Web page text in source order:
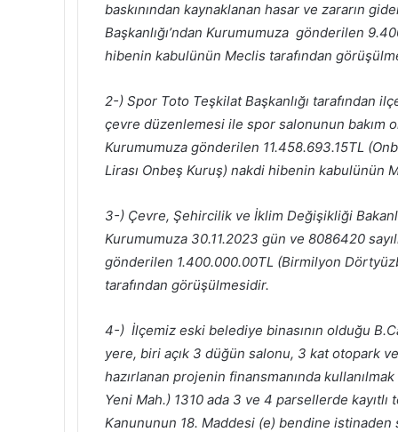
baskınından kaynaklanan hasar ve zararın
Başkanlığı’ndan Kurumumuza gönderilen
hibenin kabulünün Meclis tarafından
2-) Spor Toto Teşkilat Başkanlığı tarafından
çevre düzenlemesi ile spor salonunun bakım
Kurumumuza gönderilen 11.458.693.15TL
Lirası Onbeş Kuruş) nakdi hibenin kabulünün
3-) Çevre, Şehircilik ve İklim Değişikliği
Kurumumuza 30.11.2023 gün ve 8086420
gönderilen 1.400.000.00TL (Birmilyon
tarafından görüşülmesidir.
4-) İlçemiz eski belediye binasının olduğu
yere, biri açık 3 düğün salonu, 3 kat otopark
hazırlanan projenin finansmanında
Yeni Mah.) 1310 ada 3 ve 4 parsellerde
Kanununun 18. Maddesi (e) bendine istinaden